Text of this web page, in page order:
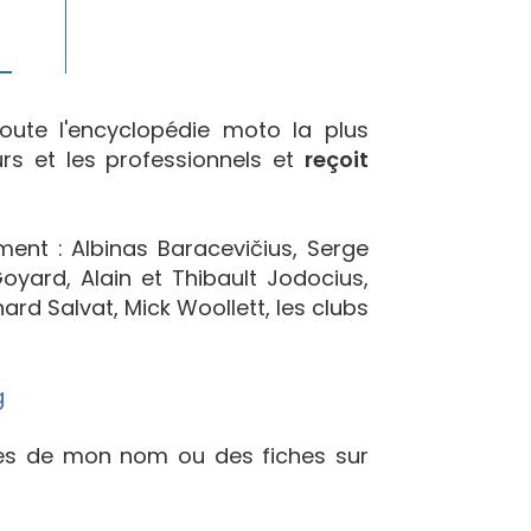
l'encyclopédie moto la plus
et les professionnels et reçoit
: Albinas Baracevičius, Serge
Alain et Thibault Jodocius,
Salvat, Mick Woollett, les clubs
de mon nom ou des fiches sur